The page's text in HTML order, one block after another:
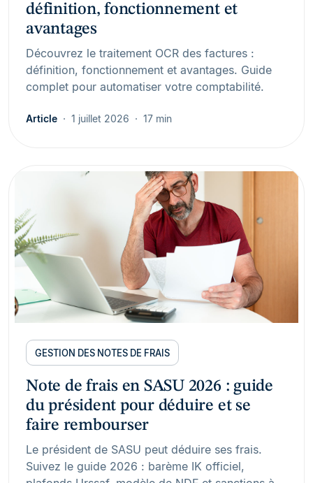
définition, fonctionnement et
avantages
Découvrez le traitement OCR des factures :
définition, fonctionnement et avantages. Guide
complet pour automatiser votre comptabilité.
Article 1 juillet 2026 17 min
GESTION DES NOTES DE FRAIS
Note de frais en SASU 2026 : guide
du président pour déduire et se
faire rembourser
Le président de SASU peut déduire ses frais.
Suivez le guide 2026 : barème IK officiel,